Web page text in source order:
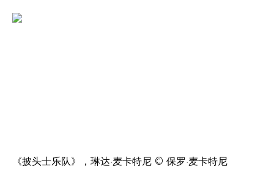
《披头士乐队》，琳达·麦卡特尼 © 保罗·麦卡特尼